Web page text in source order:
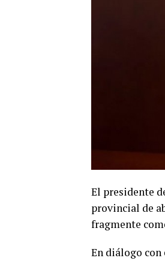
El presidente
provincial de
fragmente
En diálogo